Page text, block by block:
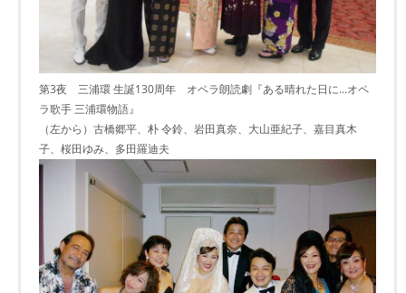
第3夜 三浦環 生誕130周年 オペラ朗読劇『ある晴れた日に...オペ
ラ歌手 三浦環物語』
（左から）古橋郷平、朴 令鈴、岩田真奈、大山亜紀子、嘉目真木
子、桜田ゆみ、多田羅迪夫